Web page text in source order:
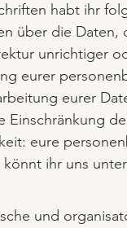
habt ihr
über die Daten,
unrichtiger
eurer
eurer
Einschränkung
eure
könnt ihr uns
und